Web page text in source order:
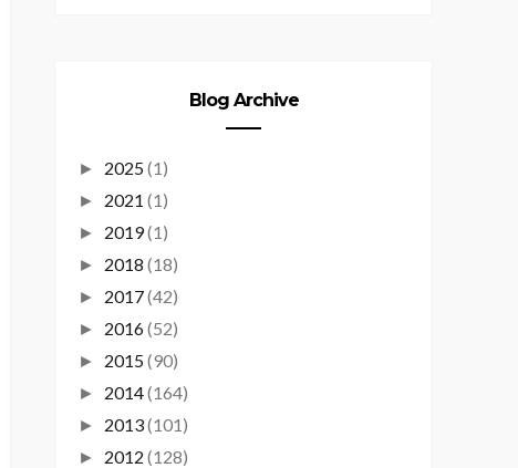
Blog Archive
► 2025(1)
► 2021 (1)
► 2019(1)
► 2018 (18)
► 2017(42)
► 2016(52)
► 2015(90)
► 2014(164)
► 2013(101)
► 2012 (128)